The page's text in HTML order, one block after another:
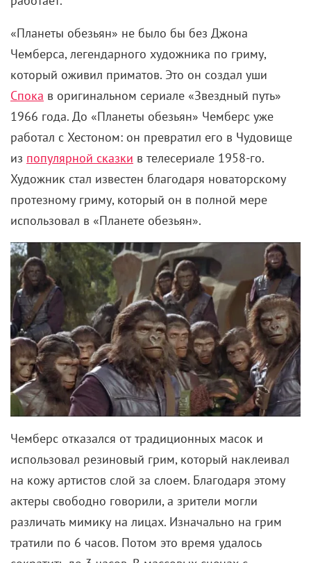
«Планеты обезьян» не было бы без Джона
Чемберса, легендарного художника по гриму,
который оживил приматов. Это он создал уши
Спока в оригинальном сериале «Звездный путь»
1966 года. До «Планеты обезьян» Чемберс уже
работал с Хестоном: он превратил его в Чудовище
из популярной сказки в телесериале 1958-го.
Художник стал известен благодаря новаторскому
протезному гриму, который он в полной мере
использовал в «Планете обезьян».
Чемберс отказался от традиционных масок и
использовал резиновый грим, который наклеивал
на кожу артистов слой за слоем. Благодаря этому
актеры свободно говорили, а зрители могли
различать мимику на лицах. Изначально на грим
тратили по 6 часов. Потом это время удалось